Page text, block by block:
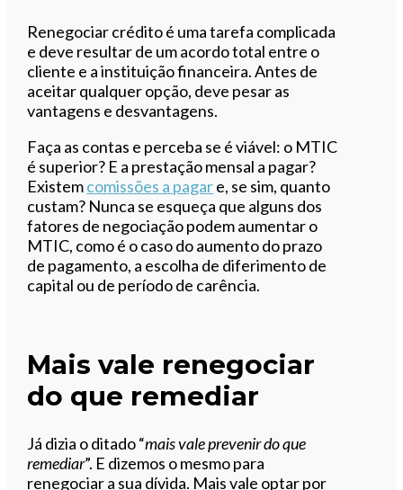
Renegociar crédito é uma tarefa complicada
e deve resultar de um acordo total entre o
cliente e a instituição financeira. Antes de
aceitar qualquer opção, deve pesar as
vantagens e desvantagens.
Faça as contas e perceba se é viável: o MTIC
é superior? E a prestação mensal a pagar?
Existemcomissões a pagare, se sim, quanto
custam? Nunca se esqueça que alguns dos
fatores de negociação podem aumentar o
MTIC, como é o caso do aumento do prazo
de pagamento, a escolha de diferimento de
capital ou de período de carência.
Mais vale renegociar
do que remediar
Já dizia o ditado “mais vale prevenir do que
remediar”. E dizemos o mesmo para
renegociar a sua dívida. Mais vale optar por